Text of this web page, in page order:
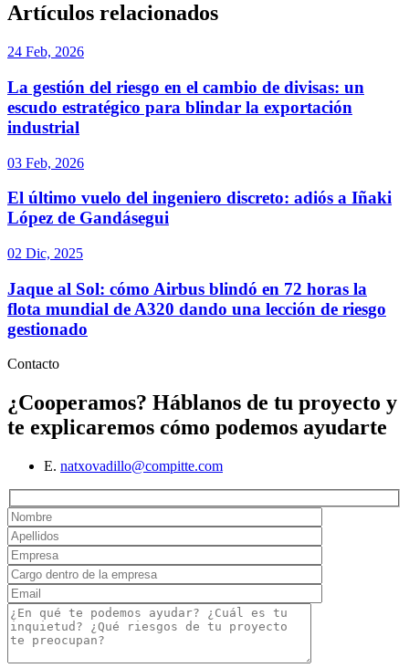
Artículos relacionados
24 Feb, 2026
La gestión del riesgo en el cambio de divisas: un
escudo estratégico para blindar la exportación
industrial
03 Feb, 2026
El último vuelo del ingeniero discreto: adiós a Iñaki
López de Gandásegui
02 Dic, 2025
Jaque al Sol: cómo Airbus blindó en 72 horas la
flota mundial de A320 dando una lección de riesgo
gestionado
Contacto
¿Cooperamos? Háblanos de tu proyecto y
te explicaremos cómo podemos ayudarte
E. natxovadillo@compitte.com